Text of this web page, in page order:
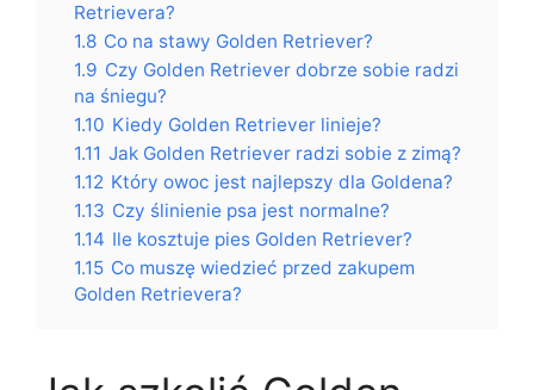
Retrievera?
1.8 Co na stawy Golden Retriever?
1.9 Czy Golden Retriever dobrze sobie radzi
na śniegu?
1.10 Kiedy Golden Retriever linieje?
1.11 Jak Golden Retriever radzi sobie z zimą?
1.12 Który owoc jest najlepszy dla Goldena?
1.13 Czy ślinienie psa jest normalne?
1.14 Ile kosztuje pies Golden Retriever?
1.15 Co muszę wiedzieć przed zakupem
Golden Retrievera?